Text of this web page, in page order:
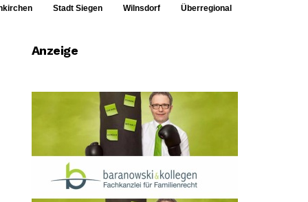
Stadt Siegen Wilnsdorf Überregional
Anzeige